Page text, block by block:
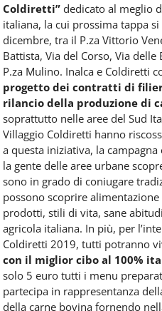
Coldiretti” dedicato al meglio
italiana, la cui prossima tappa
dicembre, tra il P.za Vittorio
Battista, Via del Corso, Via delle
P.za Mulino. Inalca e Coldiretti
progetto dei contratti di
rilancio della produzione di
soprattutto nelle aree del Sud
Villaggio Coldiretti hanno
a questa iniziativa, la campagna
la gente delle aree urbane
sono in grado di coniugare
possono scoprire
prodotti, stili di vita, sane
agricola italiana. In più, per
Coldiretti 2019, tutti potranno
con il miglior cibo al 100%
solo 5 euro tutti i menu
partecipa in rappresentanza
della carne bovina fornendo